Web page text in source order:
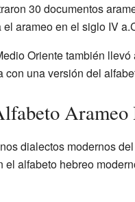
30 documentos
arameo en el siglo IV
Oriente también
una versión del
Arameo
dialectos modernos
alfabeto hebreo